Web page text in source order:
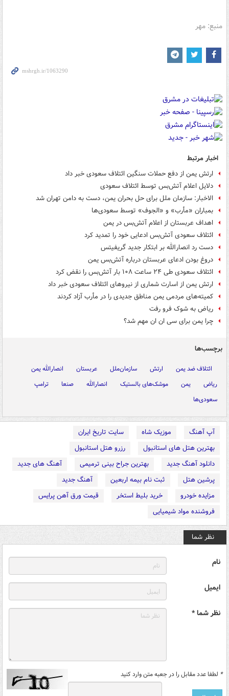
منبع: مهر
اخبار مرتبط
ارتش یمن از دفع حملات سنگین ائتلاف سعودی خبر داد
دلایل اعلام آتش‌بس توسط ائتلاف سعودی
الاخبار: سازمان ملل برای حل بحران یمن، دست به دامن تهران شد
بمباران «مأرب» و «الجوف» توسط سعودی‌ها
اهداف عربستان از اعلام آتش‌بس در یمن
ائتلاف سعودی آتش‌بس ادعایی خود را تمدید کرد
دست رد انصارالله بر ابتکار جدید گریفیتس
دروغ بودن ادعای عربستان درباره آتش‌بس یمن
ائتلاف سعودی طی ۲۴ ساعت ۱۰۸ بار آتش‌بس را نقض کرد
ارتش یمن از اسارت شماری از نیروهای ائتلاف سعودی خبر داد
کمیته‌های مردمی یمن مناطق جدیدی را در مأرب آزاد کردند
ریاض به شوک فرو رفت
چرا یمن برای سی ان ان مهم شد؟
برچسب‌ها
ائتلاف ضد یمن ارتش سازمان‌ملل عربستان
انصارالله یمن
ریاض
یمن موشک‌های بالستیک انصارالله صنعا
ترامپ
سعودی‌ها
آپ آهنگ موزیک شاه
سایت تاریخ ایران
بهترین هتل های استانبول
رزرو هتل استانبول
دانلود آهنگ جدید
بهترین جراح بینی ترمیمی
آهنگ های جدید
پرشین هتل
ثبت نام بیمه اربعین
آهنگ جدید
مزایده خودرو
خرید بلیط استخر
قیمت ورق آهن پرایس
فروشنده مواد شیمیایی
نظر شما
نام
ایمیل
نظر شما *
* لطفا عدد مقابل را در جعبه متن وارد کنید